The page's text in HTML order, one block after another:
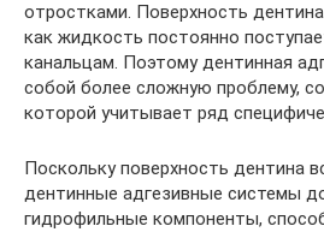
отростками. Поверхность
как жидкость постоянно
канальцам. Поэтому дентинная
собой более сложную проблему,
которой учитывает ряд
Поскольку поверхность дентина
дентинные адгезивные системы
гидрофильные компоненты,